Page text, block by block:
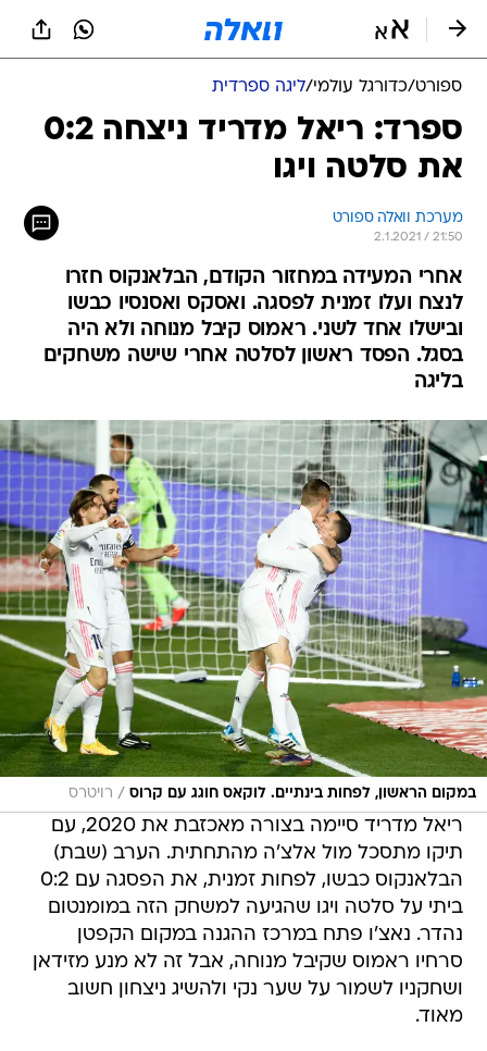
ספורט/כדורגל עולמי/ליגה ספרדית
ספרד: ריאל מדריד ניצחה 0:2
את סלטה ויגו
מערכת וואלה ספורט
2.1.2021 / 21:50
אחרי המעידה במחזור הקודם, הבלאנקוס חזרו
לנצח ועלו זמנית לפסגה. ואסקס ואסנסיו כבשו
ובישלו אחד לשני. ראמוס קיבל מנוחה ולא היה
בסגל. הפסד ראשון לסלטה אחרי שישה משחקים
בליגה
במקום הראשון, לפחות בינתיים. לוקאס חוגג עם קרוס / רויטרס
ריאל מדריד סיימה בצורה מאכזבת את 2020, עם
תיקו מתסכל מול אלצ'ה מהתחתית. הערב (שבת)
הבלאנקוס כבשו, לפחות זמנית, את הפסגה עם 0:2
ביתי על סלטה ויגו שהגיעה למשחק הזה במומנטום
נהדר. נאצ'ו פתח במרכז ההגנה במקום הקפטן
סרחיו ראמוס שקיבל מנוחה, אבל זה לא מנע מזידאן
ושחקניו לשמור על שער נקי ולהשיג ניצחון חשוב
מאוד.